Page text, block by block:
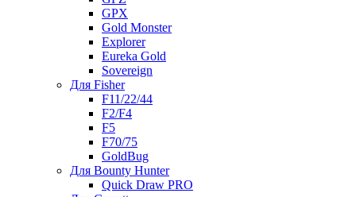
GPX
Gold Monster
Explorer
Eureka Gold
Sovereign
Для Fisher
F11/22/44
F2/F4
F5
F70/75
GoldBug
Для Bounty Hunter
Quick Draw PRO